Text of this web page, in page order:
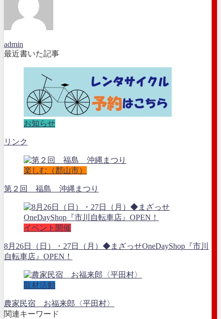
admin
最近書いた記事
お知らせ
リンク
楽しむ（郡山市）
第２回 福島 沖縄まつり
イベント開催
8月26日（日）・27日（月）◆まざっせOneDayShop『市川
自転車店』OPEN！
取材活動
農家民宿 お福来郎〈平田村〉
関連キーワード